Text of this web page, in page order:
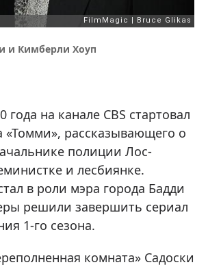
и Кимберли Хоуп
года на канале CBS стартовал
«Томми», рассказывающего о
полиции Лос-
и лесбиянке.
в роли мэра города Бадди
решили завершить сериал
1-го сезона.
комната» Садоски